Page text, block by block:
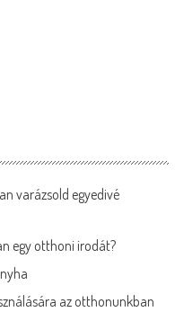
varázsold egyedivé
egy otthoni irodát?
az otthonunkban